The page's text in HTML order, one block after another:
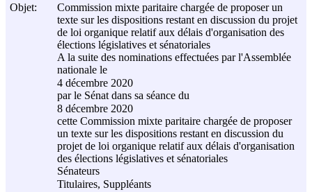
Objet:
Commission mixte paritaire chargée de proposer un
texte sur les dispositions restant en discussion du projet
de loi organique relatif aux délais d'organisation des
élections législatives et sénatoriales
A la suite des nominations effectuées par l'Assemblée
nationale le
4 décembre 2020
par le Sénat dans sa séance du
8 décembre 2020
cette Commission mixte paritaire chargée de proposer
un texte sur les dispositions restant en discussion du
projet de loi organique relatif aux délais d'organisation
des élections législatives et sénatoriales
Sénateurs
Titulaires, Suppléants